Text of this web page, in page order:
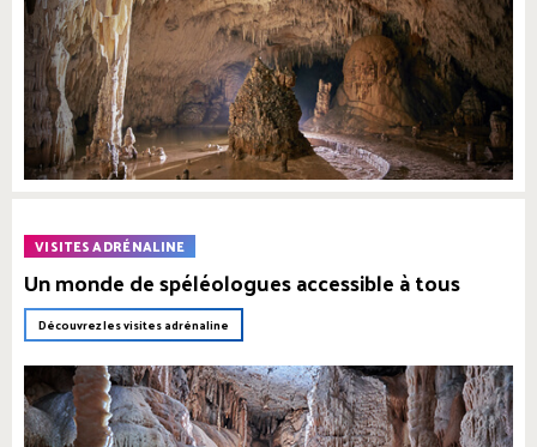
VISITES ADRÉNALINE
Un monde de spéléologues accessible à tous
Découvrez les visites adrénaline